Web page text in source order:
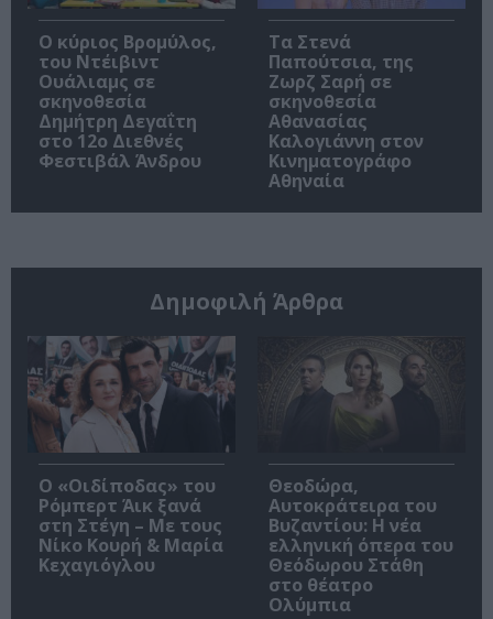
O κύριος Βρομύλος,
του Ντέιβιντ
Ουάλιαμς σε
σκηνοθεσία
Δημήτρη Δεγαΐτη
στο 12ο Διεθνές
Φεστιβάλ Άνδρου
Τα Στενά
Παπούτσια, της
Ζωρζ Σαρή σε
σκηνοθεσία
Αθανασίας
Καλογιάννη στον
Κινηματογράφο
Αθηναία
Δημοφιλή Άρθρα
O «Οιδίποδας» του
Ρόμπερτ Άικ ξανά
στη Στέγη – Με τους
Νίκο Κουρή & Μαρία
Κεχαγιόγλου
Θεοδώρα,
Αυτοκράτειρα του
Βυζαντίου: Η νέα
ελληνική όπερα του
Θεόδωρου Στάθη
στο θέατρο
Ολύμπια